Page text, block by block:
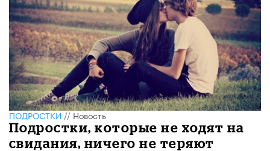
ПОДРОСТКИ//Новость
Подростки, которые не ходят на
свидания, ничего не теряют